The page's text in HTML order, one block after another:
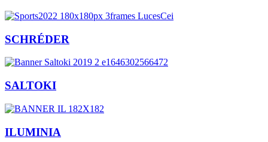
SCHRÉDER
SALTOKI
ILUMINIA